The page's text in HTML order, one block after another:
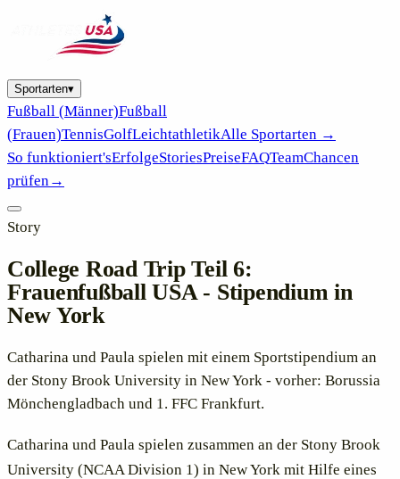
Sportarten▾
Fußball (Männer)Fußball
(Frauen)TennisGolfLeichtathletikAlle Sportarten →
So funktioniert'sErfolgeStoriesPreiseFAQTeamChancen
prüfen→
Story
College Road Trip Teil 6:
Frauenfußball USA - Stipendium in
New York
Catharina und Paula spielen mit einem Sportstipendium an
der Stony Brook University in New York - vorher: Borussia
Mönchengladbach und 1. FFC Frankfurt.
Catharina und Paula spielen zusammen an der Stony Brook
University (NCAA Division 1) in New York mit Hilfe eines